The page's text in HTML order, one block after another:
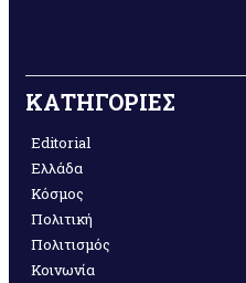
ΚΑΤΗΓΟΡΙΕΣ
Editorial
Ελλάδα
Κόσμος
Πολιτική
Πολιτισμός
Κοινωνία